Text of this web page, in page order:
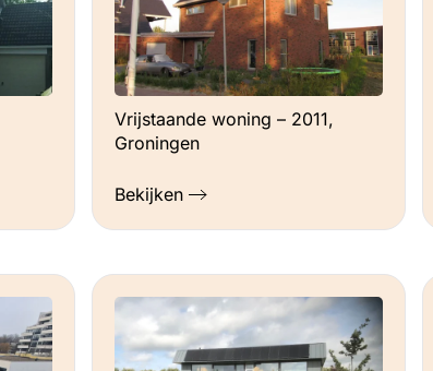
Vrijstaande woning – 2011,
Groningen
Bekijken